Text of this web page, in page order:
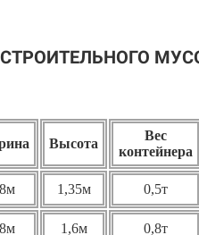
Высота
Вес
контейнера
1,35м 0,5т
1,6м 0,8т